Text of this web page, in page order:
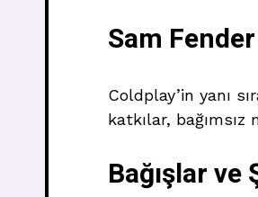
Sam
Coldplay’in yanı
katkılar,
Bağışlar ve